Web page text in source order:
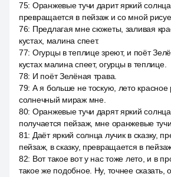
75: Оранжевые тучи дарит яркий солнца,
превращается в пейзаж и со мной
76: Предлагая мне сюжеты, заливая
кустах, малина спеет.
77: Огурцы в теплице зреют, и поёт
кустах малина спеет, огурцы в теплице.
78: И поёт Зелёная трава.
79: А я больше не тоскую, лето красное
солнечный мираж мне.
80: Оранжевые тучи дарят яркий
получается пейзаж, мне оранжевые тучи.
81: Даёт яркий солнца лучик в сказку,
пейзаж, в сказку, превращается в
82: Вот такое вот у нас тоже лето, и в
такое же подобное. Ну, точнее сказать,